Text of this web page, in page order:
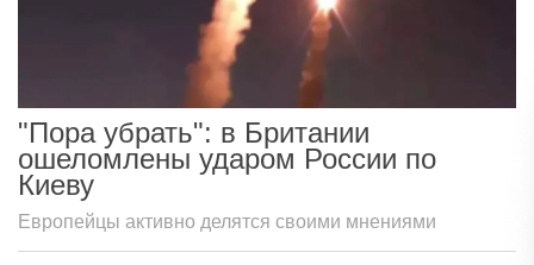
"Пора убрать": в Британии
ошеломлены ударом России по
Киеву
Европейцы активно делятся своими мнениями